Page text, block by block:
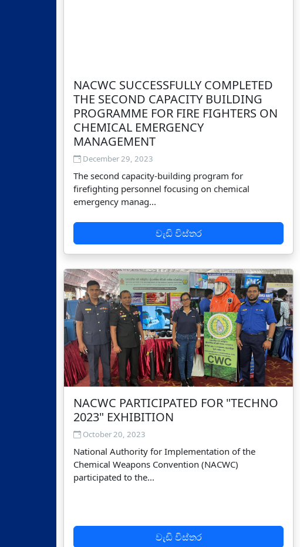
NACWC SUCCESSFULLY COMPLETED
THE SECOND CAPACITY BUILDING
PROGRAMME FOR FIRE FIGHTERS ON
CHEMICAL EMERGENCY
MANAGEMENT
December 29, 2023
The second capacity-building program for
firefighting personnel focusing on chemical
emergency manag...
වැඩි විස්තර
NACWC PARTICIPATED FOR "TECHNO
2023" EXHIBITION
October 20, 2023
National Authority for Implementation of the
Chemical Weapons Convention (NACWC)
participated to the...
වැඩි විස්තර